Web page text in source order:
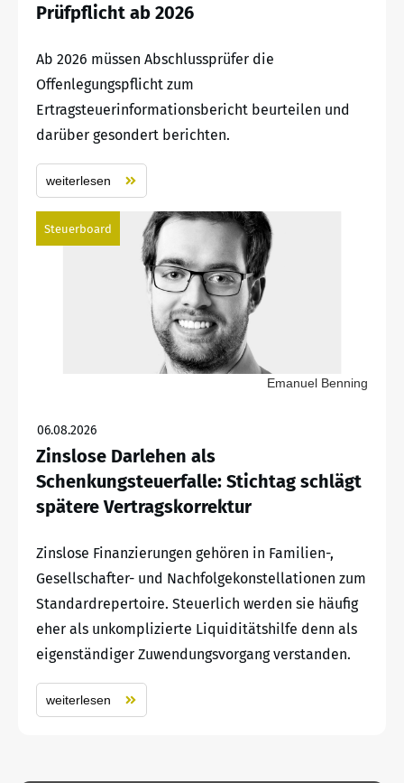
Prüfpflicht ab 2026
Ab 2026 müssen Abschlussprüfer die
Offenlegungspflicht zum
Ertragsteuerinformationsbericht beurteilen und
darüber gesondert berichten.
weiterlesen
Steuerboard
Emanuel Benning
06.08.2026
Zinslose Darlehen als
Schenkungsteuerfalle: Stichtag schlägt
spätere Vertragskorrektur
Zinslose Finanzierungen gehören in Familien-,
Gesellschafter- und Nachfolgekonstellationen zum
Standardrepertoire. Steuerlich werden sie häufig
eher als unkomplizierte Liquiditätshilfe denn als
eigenständiger Zuwendungsvorgang verstanden.
weiterlesen